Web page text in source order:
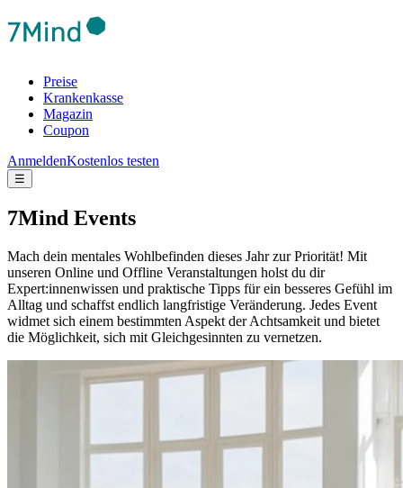
Preise
Krankenkasse
Magazin
Coupon
AnmeldenKostenlos testen
☰
7Mind Events
Mach dein mentales Wohlbefinden dieses Jahr zur Priorität! Mit
unseren Online und Offline Veranstaltungen holst du dir
Expert:innenwissen und praktische Tipps für ein besseres Gefühl im
Alltag und schaffst endlich langfristige Veränderung. Jedes Event
widmet sich einem bestimmten Aspekt der Achtsamkeit und bietet
die Möglichkeit, sich mit Gleichgesinnten zu vernetzen.